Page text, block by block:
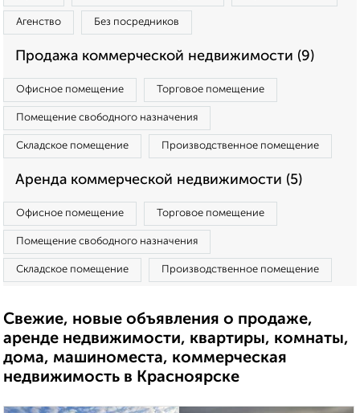
Агенство Без посредников
Продажа коммерческой недвижимости (9)
Офисное помещение Торговое помещение
Помещение свободного назначения
Складское помещение Производственное помещение
Аренда коммерческой недвижимости (5)
Офисное помещение Торговое помещение
Помещение свободного назначения
Складское помещение Производственное помещение
Свежие, новые объявления о продаже,
аренде недвижимости, квартиры, комнаты,
дома, машиноместа, коммерческая
недвижимость в Красноярске